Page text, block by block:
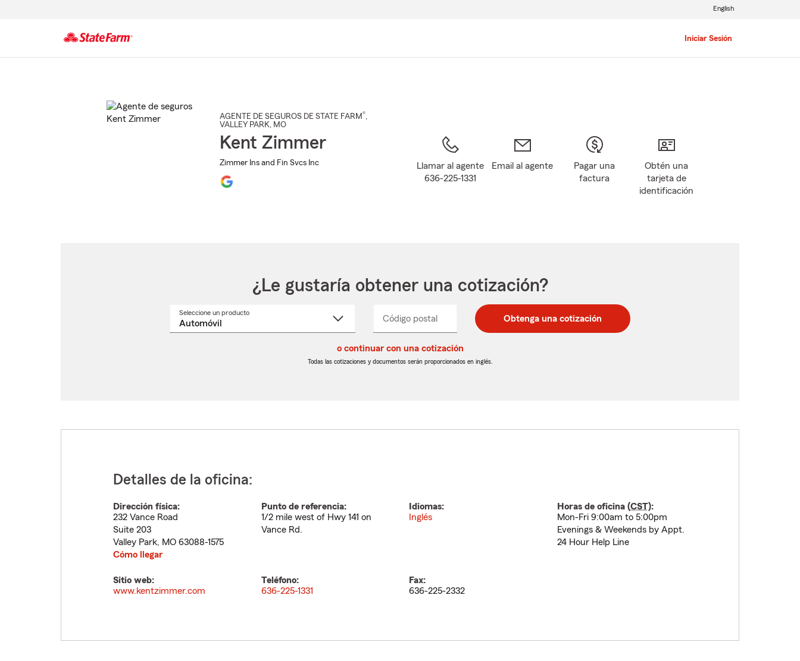
Iniciar Sesión
English
AGENTE DE SEGUROS DE STATE FARM®,
VALLEY PARK, MO
Kent Zimmer
Zimmer Ins and Fin Svcs Inc
Llamar al agente
636-225-1331
Email al agente
Pagar una
factura
Obtén una
tarjeta de
identificación
¿Le gustaría obtener una cotización?
Seleccione un productoSeleccione
Código postal
postal
de
postal
de
_____ Obtenga una cotización
o continuar con una cotización
Todas las cotizaciones y documentos serán proporcionados en inglés.
Detalles de la oficina:
Dirección física:
232 Vance Road
Suite 203
Valley Park, MO 63088-1575
Cómo llegar
Punto de referencia:
1/2 mile west of Hwy 141 on
Vance Rd.
Idiomas:
Inglés
Horas de oficina (CST):
Mon-Fri 9:00am to 5:00pm
Evenings & Weekends by Appt.
24 Hour Help Line
Sitio web:
www.kentzimmer.com
Teléfono:
636-225-1331
Fax:
636-225-2332